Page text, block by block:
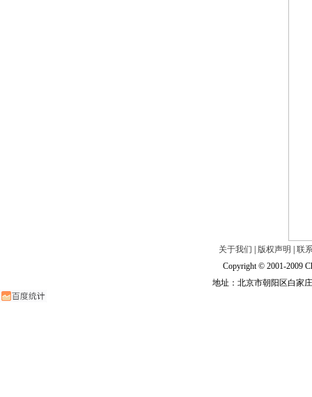
关于我们 版权声明
联
Copyright © 2001-2009
地址：北京市朝阳区白家